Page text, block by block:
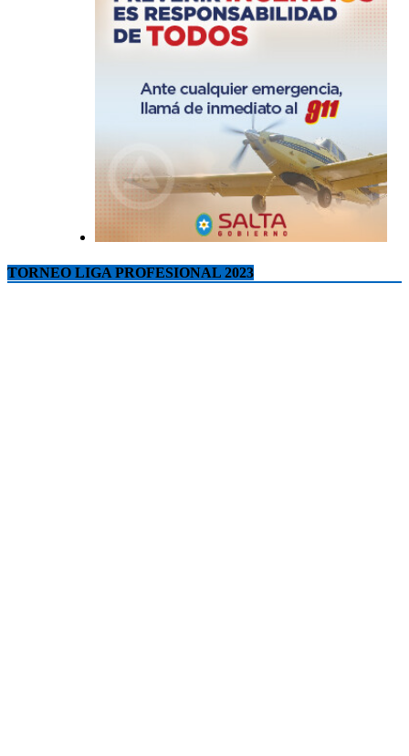
TORNEO LIGA PROFESIONAL 2023